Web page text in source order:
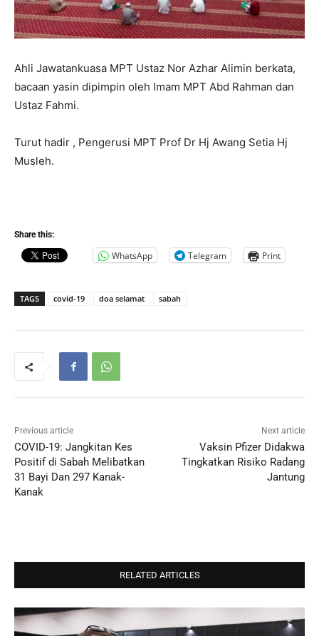
Ahli Jawatankuasa MPT Ustaz Nor Azhar Alimin berkata,
bacaan yasin dipimpin oleh Imam MPT Abd Rahman dan
Ustaz Fahmi.
Turut hadir , Pengerusi MPT Prof Dr Hj Awang Setia Hj
Musleh.
Share this:
WhatsApp Telegram Print
TAGS covid-19 doa selamat sabah
Previous article
COVID-19: Jangkitan Kes
Positif di Sabah Melibatkan
31 Bayi Dan 297 Kanak-
Kanak
Next article
Vaksin Pfizer Didakwa
Tingkatkan Risiko Radang
Jantung
RELATED ARTICLES